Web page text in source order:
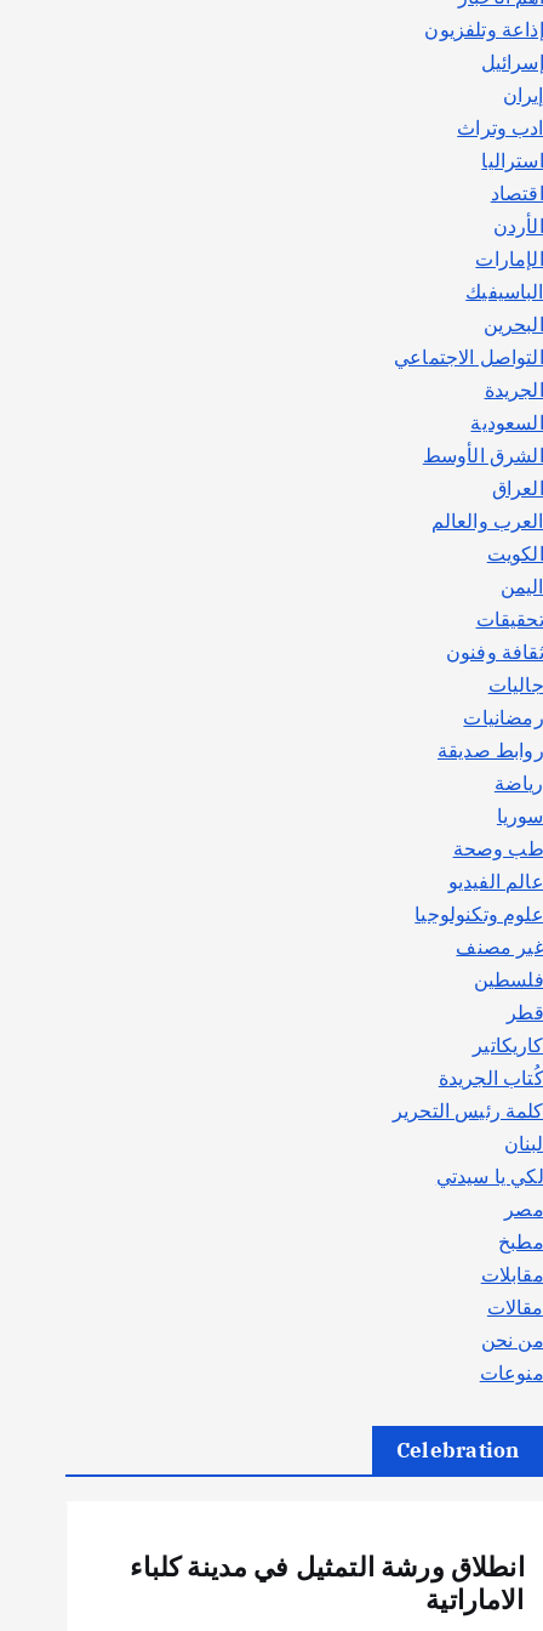
إذاعة وتلفزيون
إسرائيل
إيران
ادب وتراث
استراليا
اقتصاد
الأردن
الإمارات
الباسيفيك
البحرين
التواصل الاجتماعي
الجريدة
السعودية
الشرق الأوسط
العراق
العرب والعالم
الكويت
اليمن
تحقيقات
ثقافة وفنون
جاليات
رمضانيات
روابط صديقة
رياضة
سوريا
طب وصحة
عالم الفيديو
علوم وتكنولوجيا
غير مصنف
فلسطين
قطر
كاريكاتير
كُتاب الجريدة
كلمة رئيس التحرير
لبنان
لكي يا سيدتي
مصر
مطبخ
مقابلات
مقالات
من نحن
منوعات
Celebration
انطلاق ورشة التمثيل في مدينة كلباء
الاماراتية